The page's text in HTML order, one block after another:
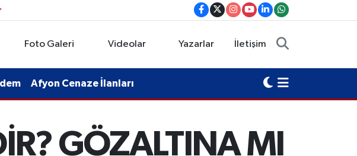
Foto Galeri Videolar Yazarlar İletişim
Afyon Cenaze İlanları
GÖZALTINA MI